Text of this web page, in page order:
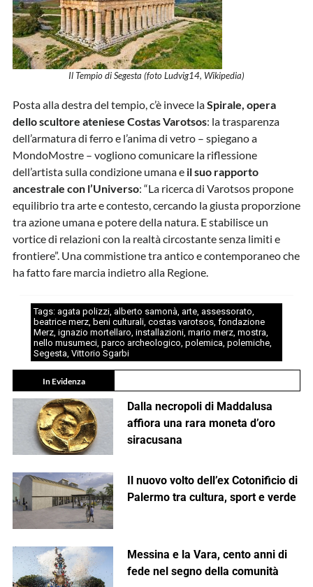
Il Tempio di Segesta (foto Ludvig14, Wikipedia)
Posta alla destra del tempio, c’è invece laSpirale, opera
dello scultore ateniese Costas Varotsos: la trasparenza
dell’armatura di ferro e l’anima di vetro – spiegano a
MondoMostre – vogliono comunicare la riflessione
dell’artista sulla condizione umana e il suo rapporto
ancestrale con l’Universo: “La ricerca di Varotsos propone
equilibrio tra arte e contesto, cercando la giusta proporzione
tra azione umana e potere della natura. E stabilisce un
vortice di relazioni con la realtà circostante senza limiti e
frontiere”. Una commistione tra antico e contemporaneo che
ha fatto fare marcia indietro alla Regione.
Tags: agata polizzi, alberto samonà, arte, assessorato,
beatrice merz, beni culturali, costas varotsos, fondazione
Merz, ignazio mortellaro, installazioni, mario merz, mostra,
nello musumeci, parco archeologico, polemica, polemiche,
Segesta, Vittorio Sgarbi
In Evidenza
Dalla necropoli di Maddalusa
affiora una rara moneta d’oro
siracusana
Il nuovo volto dell’ex Cotonificio di
Palermo tra cultura, sport e verde
Messina e la Vara, cento anni di
fede nel segno della comunità